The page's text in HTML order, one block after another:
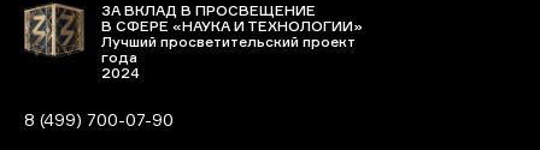
ЗА ВКЛАД В ПРОСВЕЩЕНИЕ
В СФЕРЕ «НАУКА И ТЕХНОЛОГИИ»
Лучший просветительский проект
года
2024
8 (499) 700-07-90